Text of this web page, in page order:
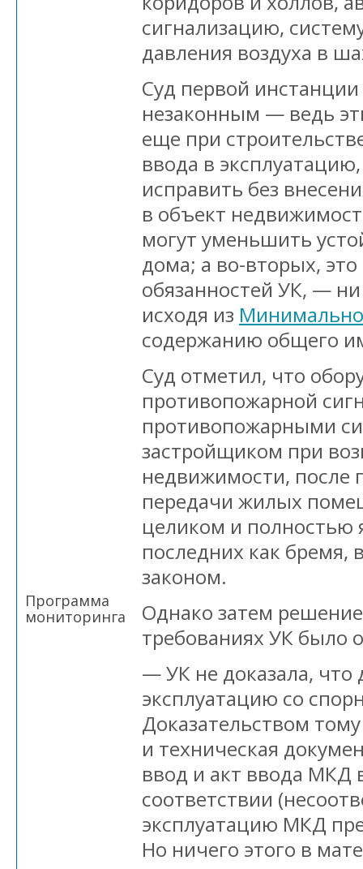
Программа
мониторинга
сигнализацию,
давления воздуха в
Суд первой
незаконным — ведь
еще при
ввода в
исправить без
в объект
могут уменьшить
дома; а во-вторых,
обязанностей УК, —
исходя из
содержанию общего
Суд отметил, что
противопожарной
противопожарными
застройщиком при
недвижимости, после
передачи жилых
целиком и полностью
последних как бремя,
законом.
Однако затем
требованиях УК было
— УК не доказала,
эксплуатацию со
Доказательством
и техническая
ввод и акт ввода МКД
соответствии
эксплуатацию МКД
Но ничего этого в